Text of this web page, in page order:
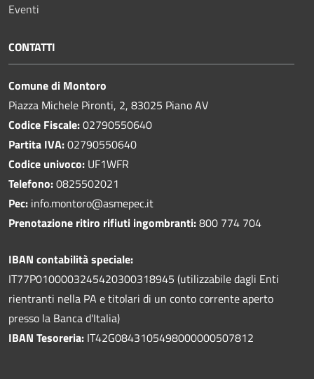
Eventi
CONTATTI
Comune di Montoro
Piazza Michele Pironti, 2, 83025 Piano AV
Codice Fiscale:02790550640
Partita IVA:02790550640
Codice univoco: UF1WFR
Telefono:0825502021
Pec: info.montoro@asmepec.it
Prenotazione ritiro rifiuti ingombranti:800 774 704
IBAN contabilità speciale:
IT77P0100003245420300318945 (utilizzabile dagli Enti
rientranti nella PA e titolari di un conto corrente aperto
presso la Banca d'Italia)
IBAN Tesoreria: IT42G0843105498000000507812